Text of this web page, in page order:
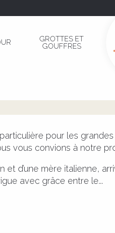
GROTTES ET
GOUFFRES
Jeanne
pour les
vous convions à notre
et d’une mère italienne,
avec grâce entre le...